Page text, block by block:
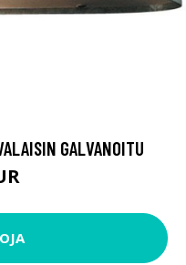
GALVANOITU